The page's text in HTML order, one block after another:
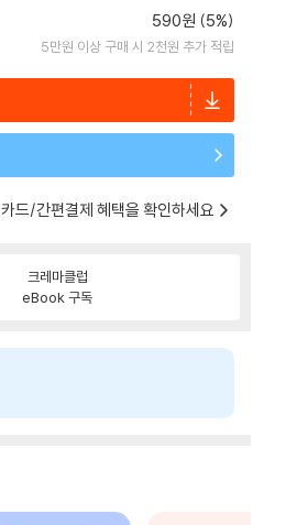
590원 (5%)
5만원 이상 구매 시 2천원 추가 적립
카드/간편결제 혜택을 확인하세요
크레마클럽
eBook 구독